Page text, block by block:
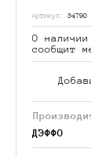
Артикул: 34790
О
сообщит
ДЭФФО